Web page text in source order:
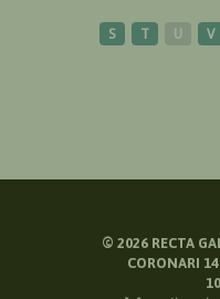
S T U V
© 2026RECTA
CORONARI